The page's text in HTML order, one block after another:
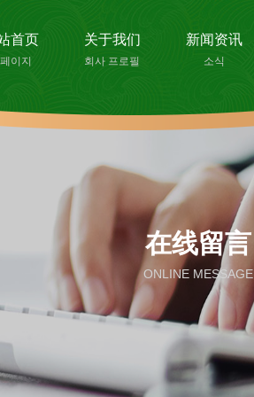
首页
이지
关于我们
회사 프로필
新闻资讯
소식
在线留言
ONLINE MESSAGE